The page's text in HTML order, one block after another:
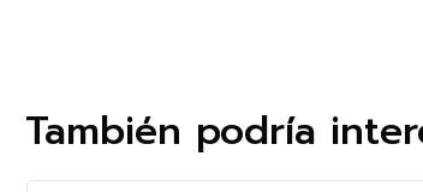
También podría